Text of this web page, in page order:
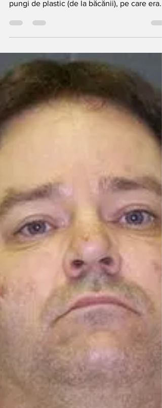
victimelor sale aveau capetele introduse în
pungi de plastic (de la băcănii), pe care era...